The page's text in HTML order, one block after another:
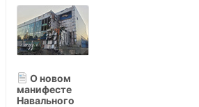
О новом
манифесте
Навального